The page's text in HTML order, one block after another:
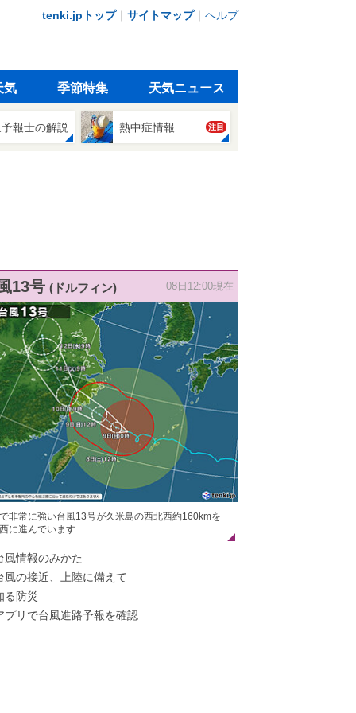
tenki.jpトップ｜ サイトマップ｜ ヘルプ
気 季節特集 天気ニュース
報士の解説 熱中症情報 注目
13号 (ドルフィン) 08日12:00現在
非常に強い台風13号が久米島の西北西約160kmを
に進んでいます
風情報のみかた
風の接近、上陸に備えて
る防災
プリで台風進路予報を確認